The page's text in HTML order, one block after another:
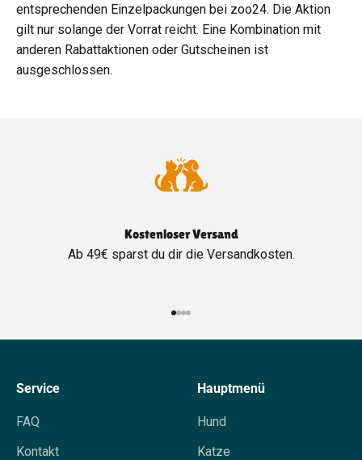
entsprechenden Einzelpackungen bei zoo24. Die Aktion
gilt nur solange der Vorrat reicht. Eine Kombination mit
anderen Rabattaktionen oder Gutscheinen ist
ausgeschlossen.
Kostenloser Versand
Ab 49€ sparst du dir die Versandkosten.
Service
FAQ
Kontakt
Hauptmenü
Hund
Katze